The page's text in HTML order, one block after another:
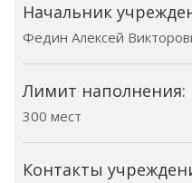
Начальник
Федин Алексей
Лимит наполнения:
300 мест
Контакты